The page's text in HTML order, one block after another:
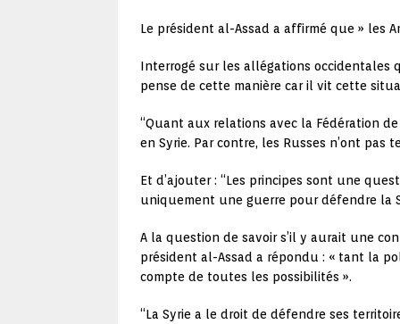
Le président al-Assad a affirmé que » les
Interrogé sur les allégations occidentales
pense de cette manière car il vit cette
“Quant aux relations avec la Fédération
en Syrie. Par contre, les Russes n’ont
Et d’ajouter : “Les principes sont une
uniquement une guerre pour défendre la
A la question de savoir s’il y aurait une
président al-Assad a répondu : « tant la
compte de toutes les possibilités ».
“La Syrie a le droit de défendre ses